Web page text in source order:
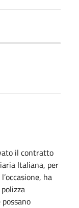
il contratto
Italiana, per
ha